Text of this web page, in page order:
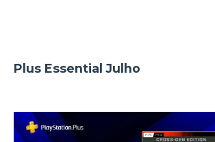
Plus Essential Julho